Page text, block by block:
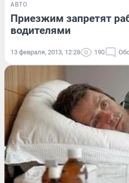
АВТО
Приезжим запретят
водителями
13 февраля, 2013, 12:28 190